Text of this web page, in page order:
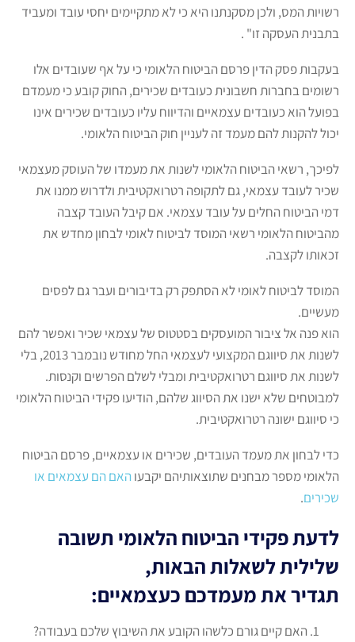
רשויות המס, ולכן מסקנתנו היא כי לא מתקיימים יחסי עובד ומעביד
בתבנית העסקה זו" .
בעקבות פסק הדין פרסם הביטוח הלאומי כי על אף שעובדים אלו
רשומים בחברות חשבונית כעובדים שכירים, החוק קובע כי מעמדם
בפועל הוא כעובדים עצמאיים והדיווח עליו כעובדים שכירים אינו
יכול להקנות להם מעמד זה לעניין חוק הביטוח הלאומי.
לפיכך, רשאי הביטוח הלאומי לשנות את מעמדו של העוסק מעצמאי
שכיר לעובד עצמאי, גם לתקופה רטרואקטיבית ולדרוש ממנו את
דמי הביטוח החלים על עובד עצמאי. אם קיבל העובד קצבה
מהביטוח הלאומי רשאי המוסד לביטוח לאומי לבחון מחדש את
זכאותו לקצבה.
המוסד לביטוח לאומי לא הסתפק רק בדיבורים ועבר גם לפסים
מעשיים.
הוא פנה אל ציבור המועסקים בסטטוס של עצמאי שכיר ואפשר להם
לשנות את סיווגם המקצועי לעצמאי החל מחודש נובמבר 2013, בלי
לשנות את סיווגם רטרואקטיבית ומבלי לשלם הפרשים וקנסות.
למבוטחים שלא ישנו את הסיווג שלהם, הודיעו פקידי הביטוח הלאומי
כי סיווגם ישונה רטרואקטיבית.
כדי לבחון את מעמד העובדים, שכירים או עצמאיים, פרסם הביטוח
הלאומי מספר מבחנים שתוצאותיהם יקבעוהאם הם עצמאים או
שכירים.
לדעת פקידי הביטוח הלאומי תשובה
שלילית לשאלות הבאות,
תגדיר את מעמדכם כעצמאיים:
האם קיים גורם כלשהו הקובע את השיבוץ שלכם בעבודה?